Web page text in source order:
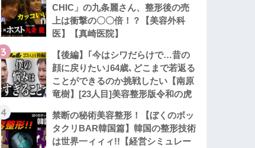
CHIC」の九条麗さん、整形後の売
上は衝撃の〇〇倍！？【美容外科
医】【真崎医院】
3
【後編】｢今はシワだらけで…昔の
顔に戻りたい｣64歳､どこまで若返る
ことができるのか挑戦したい【南原
竜樹】[23人目]美容整形版令和の虎
4
禁断の秘術美容整形！【ぼくのボッ
タクリBAR韓国篇】韓国の整形技術
は世界一ィィィ!!【経営シミュレー